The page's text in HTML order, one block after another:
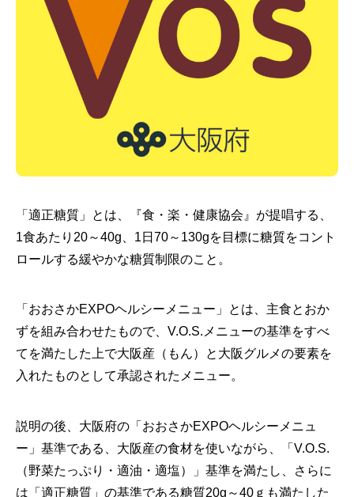
「適正糖質」とは、『食・楽・健康協会』が提唱する、
1食あたり20～40g、1日70～130gを目標に糖質をコント
ロールする緩やかな糖質制限のこと。
「おおさかEXPOヘルシーメニュー」とは、主食とおか
ずを組み合わせたもので、V.O.S.メニューの基準をすべ
てを満たした上で大阪産（もん）と大阪グルメの要素を
入れたものとして承認されたメニュー。
説明の後、大阪府の「おおさかEXPOヘルシーメニュ
ー」基準である、大阪産の食材を使いながら、「V.O.S.
（野菜たっぷり・適油・適塩）」基準を満たし、さらに
は「適正糖質」の基準である糖質20g～40ｇも満たした